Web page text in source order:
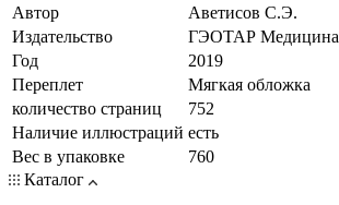
Автор
Аветисов С.Э.
Издательство
ГЭОТАР Медицина
Год
2019
Переплет
Мягкая обложка
количество страниц
752
Наличие иллюстраций есть
Вес в упаковке
760
Каталог